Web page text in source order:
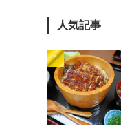
(1)
(31)
(49)
人気記事